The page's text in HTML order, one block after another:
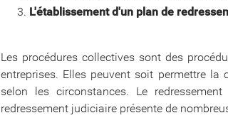
L'établissement d'un plan de
Les procédures collectives sont des
entreprises. Elles peuvent soit permettre
selon les circonstances. Le
redressement judiciaire présente de